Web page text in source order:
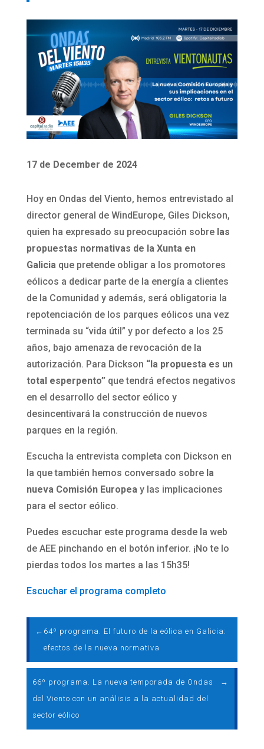
17 de December de 2024
Hoy en Ondas del Viento, hemos entrevistado al
director general de WindEurope, Giles Dickson,
quien ha expresado su preocupación sobre las
propuestas normativas de la Xunta en
Galicia que pretende obligar a los promotores
eólicos a dedicar parte de la energía a clientes
de la Comunidad y además, será obligatoria la
repotenciación de los parques eólicos una vez
terminada su “vida útil” y por defecto a los 25
años, bajo amenaza de revocación de la
autorización. Para Dickson “la propuesta es un
total esperpento”que tendrá efectos negativos
en el desarrollo del sector eólico y
desincentivará la construcción de nuevos
parques en la región.
Escucha la entrevista completa con Dickson en
la que también hemos conversado sobre la
nueva Comisión Europea y las implicaciones
para el sector eólico.
Puedes escuchar este programa desde la web
de AEE pinchando en el botón inferior. ¡No te lo
pierdas todos los martes a las 15h35!
Escuchar el programa completo
← 64º programa. El futuro de la eólica en Galicia:
efectos de la nueva normativa
66º programa. La nueva temporada de Ondas
del Viento con un análisis a la actualidad del
sector eólico
→